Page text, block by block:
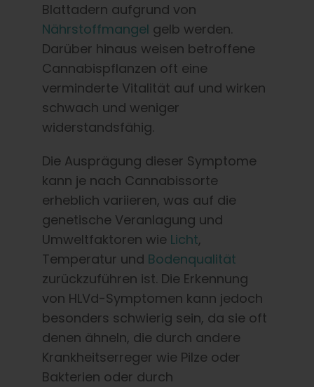
Blattadern aufgrund von
Nährstoffmangel gelb werden.
Darüber hinaus weisen betroffene
Cannabispflanzen oft eine
verminderte Vitalität auf und wirken
schwach und weniger
widerstandsfähig.
Die Ausprägung dieser Symptome
kann je nach Cannabissorte
erheblich variieren, was auf die
genetische Veranlagung und
Umweltfaktoren wie Licht,
Temperatur und Bodenqualität
zurückzuführen ist. Die Erkennung
von HLVd-Symptomen kann jedoch
besonders schwierig sein, da sie oft
denen ähneln, die durch andere
Krankheitserreger wie Pilze oder
Bakterien oder durch